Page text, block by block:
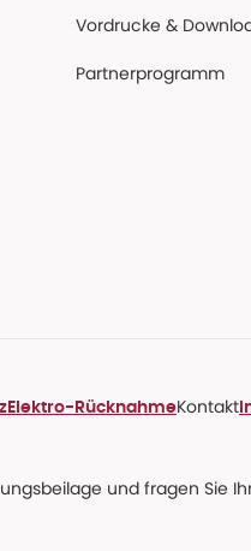
Vordrucke &
Partnerprogramm
Elektro-RücknahmeKontakt
und fragen Sie